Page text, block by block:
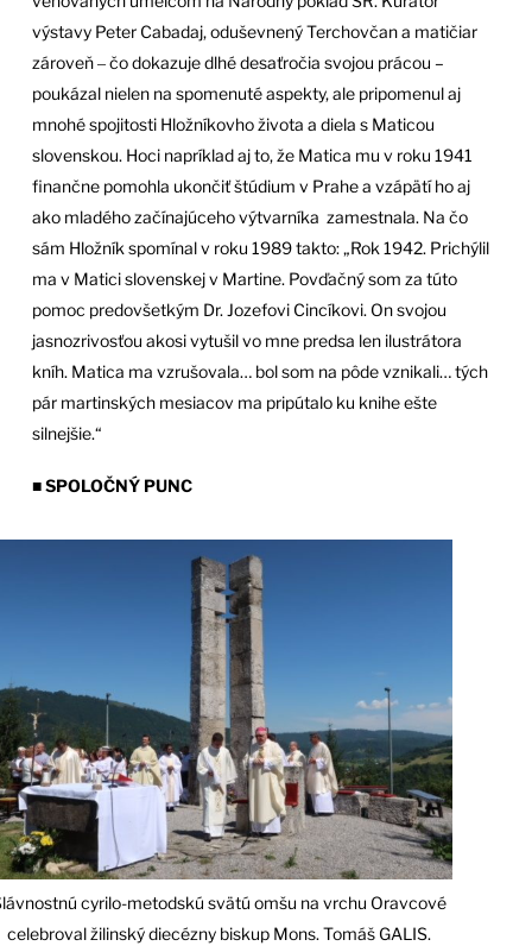
výstavy Peter Cabadaj, oduševnený Terchovčan a matičiar
zároveň ‒ čo dokazuje dlhé desaťročia svojou prácou –
poukázal nielen na spomenuté aspekty, ale pripomenul aj
mnohé spojitosti Hložníkovho života a diela s Maticou
slovenskou. Hoci napríklad aj to, že Matica mu v roku 1941
finančne pomohla ukončiť štúdium v Prahe a vzápätí ho aj
ako mladého začínajúceho výtvarníka zamestnala. Na čo
sám Hložník spomínal v roku 1989 takto: „Rok 1942. Prichýlil
ma v Matici slovenskej v Martine. Povďačný som za túto
pomoc predovšetkým Dr. Jozefovi Cincíkovi. On svojou
jasnozrivosťou akosi vytušil vo mne predsa len ilustrátora
kníh. Matica ma vzrušovala… bol som na pôde vznikali… tých
pár martinských mesiacov ma pripútalo ku knihe ešte
silnejšie.“
■SPOLOČNÝ PUNC
cyrilo-metodskú svätú omšu na vrchu Oravcové
celebroval žilinský diecézny biskup Mons. Tomáš GALIS.